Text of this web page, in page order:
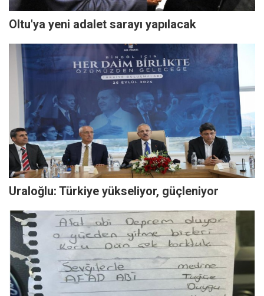
Oltu'ya yeni adalet sarayı yapılacak
Uraloğlu: Türkiye yükseliyor, güçleniyor